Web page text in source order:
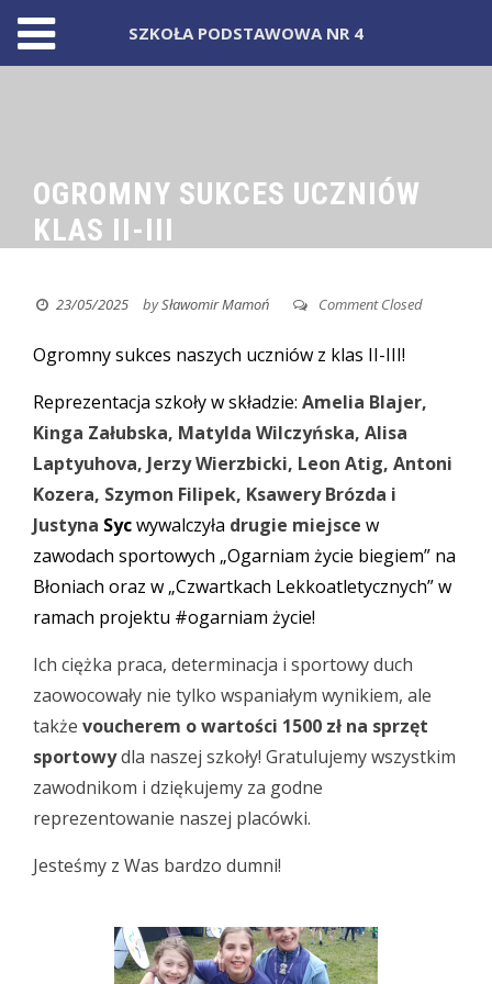
OGROMNY SUKCES UCZNIÓW
KLAS II-III
23/05/2025 bySławomir Mamoń Comment Closed
Ogromny sukces naszych uczniów z klas II-III!
Reprezentacja szkoły w składzie: Amelia Blajer,
Kinga Załubska, Matylda Wilczyńska, Alisa
Laptyuhova, Jerzy Wierzbicki, Leon Atig, Antoni
Kozera, Szymon Filipek, Ksawery Brózda i
Justyna Sycwywalczyła drugie miejsce w
zawodach sportowych „Ogarniam życie biegiem” na
Błoniach oraz w „Czwartkach Lekkoatletycznych” w
ramach projektu #ogarniam życie!
Ich ciężka praca, determinacja i sportowy duch
zaowocowały nie tylko wspaniałym wynikiem, ale
także voucherem o wartości 1500 zł na sprzęt
sportowydla naszej szkoły! Gratulujemy wszystkim
zawodnikom i dziękujemy za godne
reprezentowanie naszej placówki.
Jesteśmy z Was bardzo dumni!
SZKOŁA PODSTAWOWA NR 4